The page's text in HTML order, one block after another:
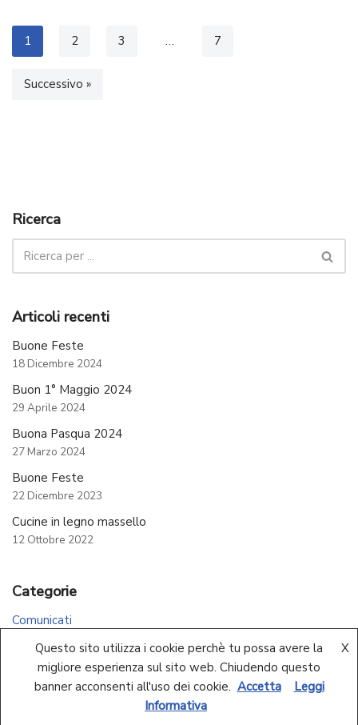
1 2 3 … 7
Successivo »
Ricerca
Articoli recenti
Buone Feste
18 Dicembre 2024
Buon 1° Maggio 2024
29 Aprile 2024
Buona Pasqua 2024
27 Marzo 2024
Buone Feste
22 Dicembre 2023
Cucine in legno massello
12 Ottobre 2022
Categorie
Comunicati
WordPress
Questo sito utilizza i cookie perchè tu possa avere la
migliore esperienza sul sito web. Chiudendo questo
banner acconsenti all'uso dei cookie.
X
Accetta
Leggi
Informativa